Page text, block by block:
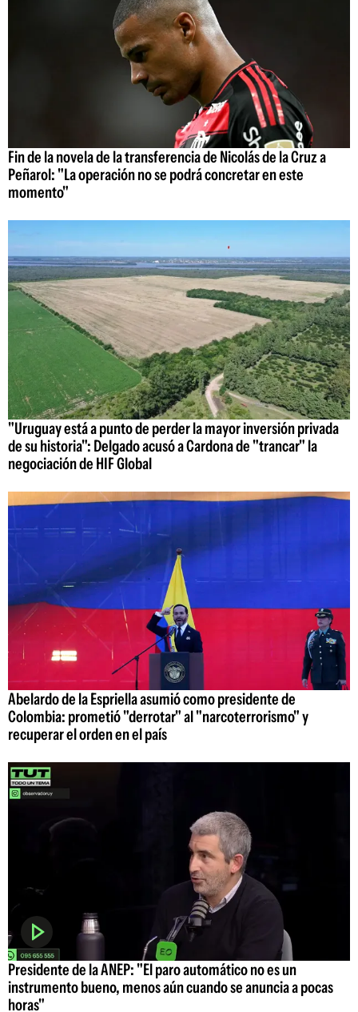
Fin de la novela de la transferencia de Nicolás de la Cruz a
Peñarol: "La operación no se podrá concretar en este
momento"
"Uruguay está a punto de perder la mayor inversión privada
de su historia": Delgado acusó a Cardona de "trancar" la
negociación de HIF Global
Abelardo de la Espriella asumió como presidente de
Colombia: prometió "derrotar" al "narcoterrorismo" y
recuperar el orden en el país
Presidente de la ANEP: "El paro automático no es un
instrumento bueno, menos aún cuando se anuncia a pocas
horas"